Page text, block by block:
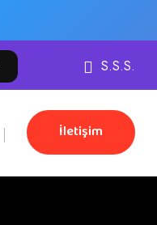
S.S.S.
İletişim